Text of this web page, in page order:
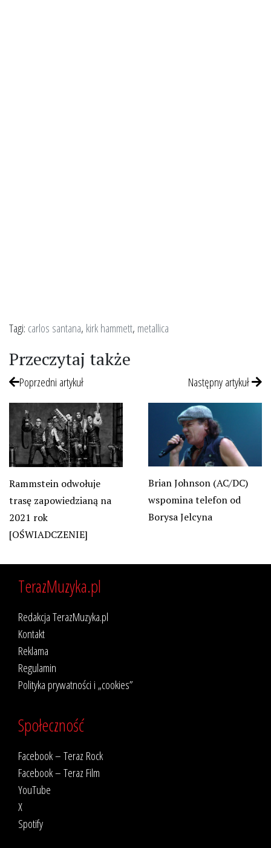
Tagi: carlos santana, kirk hammett, metallica
Przeczytaj także
Poprzedni artykuł
Rammstein odwołuje
trasę zapowiedzianą na
2021 rok
[OŚWIADCZENIE]
Następny artykuł
Brian Johnson (AC/DC)
wspomina telefon od
Borysa Jelcyna
TerazMuzyka.pl
Redakcja TerazMuzyka.pl
Kontakt
Reklama
Regulamin
Polityka prywatności i „cookies”
Społeczność
Facebook – Teraz Rock
Facebook – Teraz Film
YouTube
X
Spotify